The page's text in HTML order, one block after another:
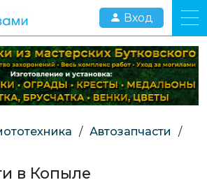
Вход
/ Автозапчасти
/
в Копыле